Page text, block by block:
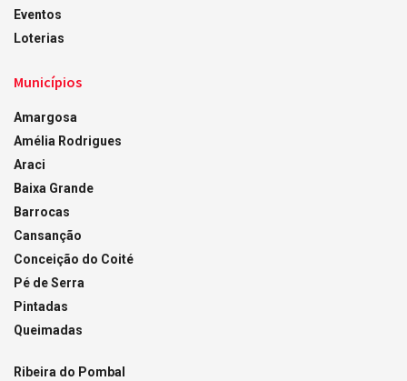
Eventos
Loterias
Municípios
Amargosa
Amélia Rodrigues
Araci
Baixa Grande
Barrocas
Cansanção
Conceição do Coité
Pé de Serra
Pintadas
Queimadas
Ribeira do Pombal